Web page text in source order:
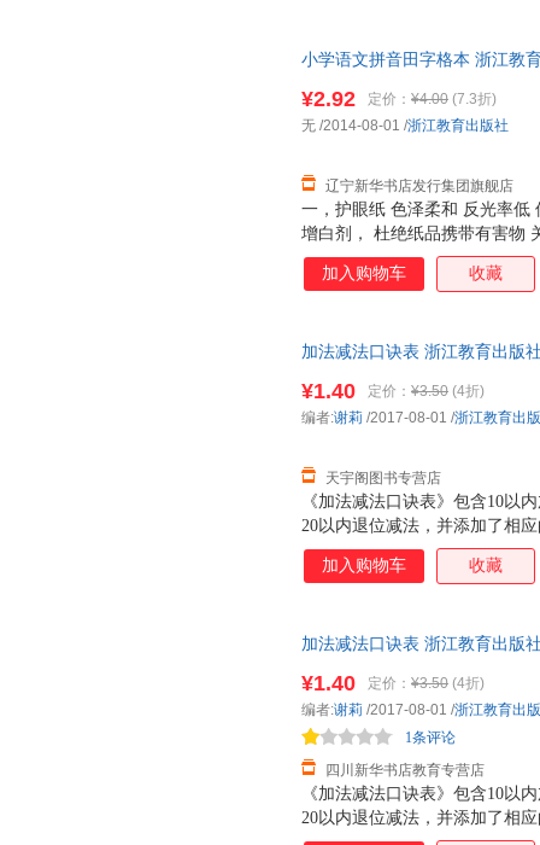
小学语文拼音田字格本 浙江教
一，护眼纸 色泽柔和 反光率低
增白剂， 杜绝纸品携带有害物
珍贵的林木资源
¥2.92 定价： ¥4.00 (7.3折)
辽宁新华书店发行集团旗舰店
无 /2014-08-01 /浙江教育出版社
加入购物车 收藏
加法减法口诀表 浙江教育出版
《加法减法口诀表》包含10以
20以内退位减法，并添加了相
¥1.40 定价： ¥3.50 (4折)
天宇阁图书专营店
编者:谢莉 /2017-08-01 /浙江教育出
加入购物车 收藏
加法减法口诀表 浙江教育出版
《加法减法口诀表》包含10以
20以内退位减法，并添加了相
¥1.40 定价： ¥3.50 (4折)
四川新华书店教育专营店
1条评论
编者:谢莉 /2017-08-01 /浙江教育出